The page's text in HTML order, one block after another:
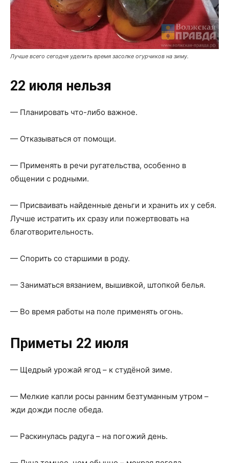
Лучше всего сегодня уделить время засолке огурчиков на зиму.
22 июля нельзя
— Планировать что-либо важное.
— Отказываться от помощи.
— Применять в речи ругательства, особенно в
общении с родными.
— Присваивать найденные деньги и хранить их у себя.
Лучше истратить их сразу или пожертвовать на
благотворительность.
— Спорить со старшими в роду.
— Заниматься вязанием, вышивкой, штопкой белья.
— Во время работы на поле применять огонь.
Приметы 22 июля
— Щедрый урожай ягод – к студёной зиме.
— Мелкие капли росы ранним безтуманным утром –
жди дожди после обеда.
— Раскинулась радуга – на погожий день.